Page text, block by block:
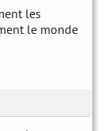
les
le monde